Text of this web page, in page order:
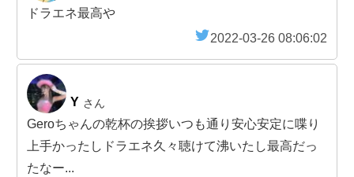
ドラエネ最高や
2022-03-26 08:06:02
Y さん
Geroちゃんの乾杯の挨拶いつも通り安心安定に喋り
上手かったしドラエネ久々聴けて沸いたし最高だっ
たなー...